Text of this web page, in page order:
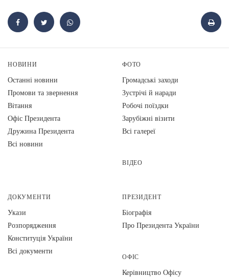
НОВИНИ
Останні новини
Промови та звернення
Вiтання
Офіс Президента
Дружина Президента
Всі новини
ФОТО
Громадські заходи
Зустрічі й наради
Робочі поїздки
Зарубіжні візити
Всі галереї
ВІДЕО
ДОКУМЕНТИ
Укази
Розпорядження
Конституція України
Всі документи
ПРЕЗИДЕНТ
Біографія
Про Президента України
ОФІС
Керівництво Офісу